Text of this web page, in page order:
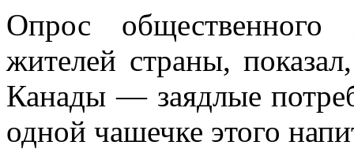
Опрос общественного
жителей страны,
Канады — заядлые
одной чашечке этого